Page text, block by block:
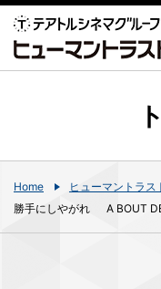
Home ヒューマントラス
勝手にしやがれ A BOUT